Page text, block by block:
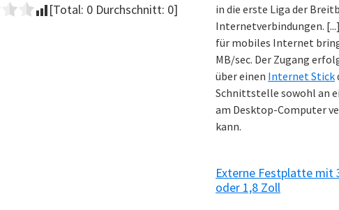
[Total: 0 Durchschnitt: 0]
in die erste Liga der
Internetverbindungen.
für mobiles Internet
MB/sec. Der Zugang
über einen Internet Stick
Schnittstelle sowohl an
am Desktop-Computer
kann.
Externe Festplatte mit
oder 1,8 Zoll